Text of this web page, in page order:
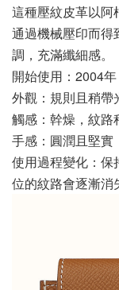
這種壓紋皮革以阿
通過機械壓印而得
調，充滿纖細感。
開始使用：2004年
外觀：規則且稍帶
觸感：幹燥，紋路
手感：圓潤且堅實
使用過程變化：保
位的紋路會逐漸消